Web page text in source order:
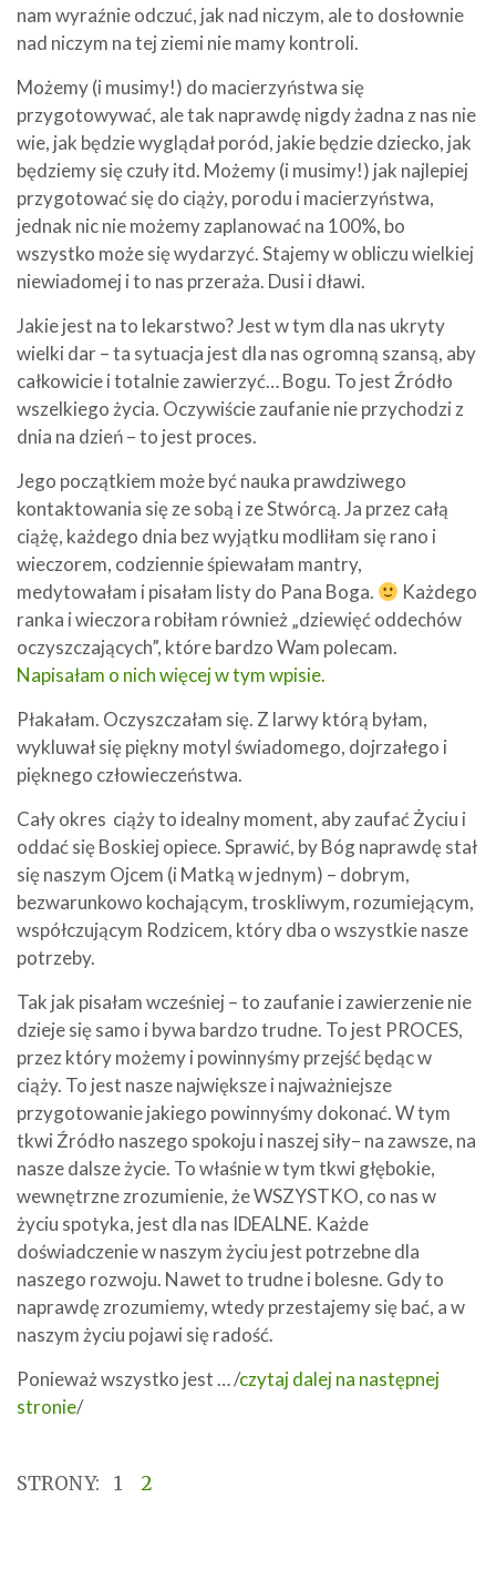
nam wyraźnie odczuć, jak nad niczym, ale to dosłownie
nad niczym na tej ziemi nie mamy kontroli.
Możemy (i musimy!) do macierzyństwa się
przygotowywać, ale tak naprawdę nigdy żadna z nas nie
wie, jak będzie wyglądał poród, jakie będzie dziecko, jak
będziemy się czuły itd. Możemy (i musimy!) jak najlepiej
przygotować się do ciąży, porodu i macierzyństwa,
jednak nic nie możemy zaplanować na 100%, bo
wszystko może się wydarzyć. Stajemy w obliczu wielkiej
niewiadomej i to nas przeraża. Dusi i dławi.
Jakie jest na to lekarstwo? Jest w tym dla nas ukryty
wielki dar – ta sytuacja jest dla nas ogromną szansą, aby
całkowicie i totalnie zawierzyć… Bogu. To jest Źródło
wszelkiego życia. Oczywiście zaufanie nie przychodzi z
dnia na dzień – to jest proces.
Jego początkiem może być nauka prawdziwego
kontaktowania się ze sobą i ze Stwórcą. Ja przez całą
ciążę, każdego dnia bez wyjątku modliłam się rano i
wieczorem, codziennie śpiewałam mantry,
medytowałam i pisałam listy do Pana Boga.
Każdego
ranka i wieczora robiłam również „dziewięć oddechów
oczyszczających”, które bardzo Wam polecam.
Napisałam o nich więcej w tym wpisie.
Płakałam. Oczyszczałam się. Z larwy którą byłam,
wykluwał się piękny motyl świadomego, dojrzałego i
pięknego człowieczeństwa.
Cały okres ciąży to idealny moment, aby zaufać Życiu i
oddać się Boskiej opiece. Sprawić, by Bóg naprawdę stał
się naszym Ojcem (i Matką w jednym) – dobrym,
bezwarunkowo kochającym, troskliwym, rozumiejącym,
współczującym Rodzicem, który dba o wszystkie nasze
potrzeby.
Tak jak pisałam wcześniej – to zaufanie i zawierzenie nie
dzieje się samo i bywa bardzo trudne. To jest PROCES,
przez który możemy i powinnyśmy przejść będąc w
ciąży. To jest nasze największe i najważniejsze
przygotowanie jakiego powinnyśmy dokonać. W tym
tkwi Źródło naszego spokoju i naszej siły– na zawsze, na
nasze dalsze życie. To właśnie w tym tkwi głębokie,
wewnętrzne zrozumienie, że WSZYSTKO, co nas w
życiu spotyka, jest dla nas IDEALNE. Każde
doświadczenie w naszym życiu jest potrzebne dla
naszego rozwoju. Nawet to trudne i bolesne. Gdy to
naprawdę zrozumiemy, wtedy przestajemy się bać, a w
naszym życiu pojawi się radość.
Ponieważ wszystko jest … /czytaj dalej na następnej
stronie/
STRONY: 1 2